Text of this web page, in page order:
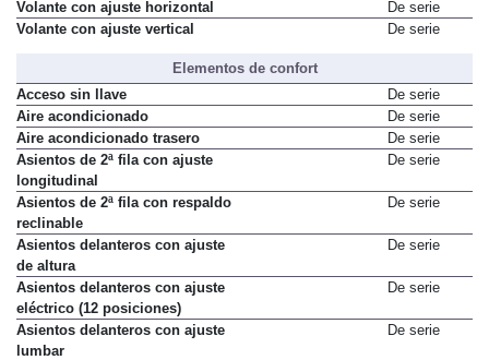
Volante con ajuste horizontal
De serie
Volante con ajuste vertical
De serie
Elementos de confort
Acceso sin llave
De serie
Aire acondicionado
De serie
Aire acondicionado trasero
De serie
Asientos de 2ª fila con ajuste
longitudinal
De serie
Asientos de 2ª fila con respaldo
reclinable
De serie
Asientos delanteros con ajuste
de altura
De serie
Asientos delanteros con ajuste
eléctrico (12 posiciones)
De serie
Asientos delanteros con ajuste
lumbar
De serie